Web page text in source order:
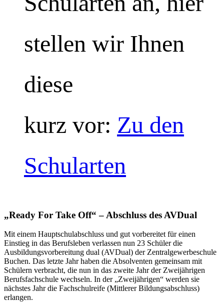
stellen wir Ihnen
diese
kurz vor: Zu den
Schularten
„Ready For Take Off“ – Abschluss des AVDual
Mit einem Hauptschulabschluss und gut vorbereitet für einen
Einstieg in das Berufsleben verlassen nun 23 Schüler die
Ausbildungsvorbereitung dual (AVDual) der Zentralgewerbeschule
Buchen. Das letzte Jahr haben die Absolventen gemeinsam mit
Schülern verbracht, die nun in das zweite Jahr der Zweijährigen
Berufsfachschule wechseln. In der „Zweijährigen“ werden sie
nächstes Jahr die Fachschulreife (Mittlerer Bildungsabschluss)
erlangen.